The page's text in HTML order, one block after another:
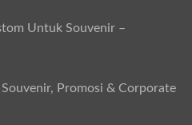
Untuk Souvenir –
Promosi & Corporate